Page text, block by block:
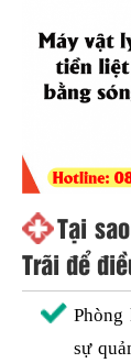
Tại
Trãi để
Phòng
sự